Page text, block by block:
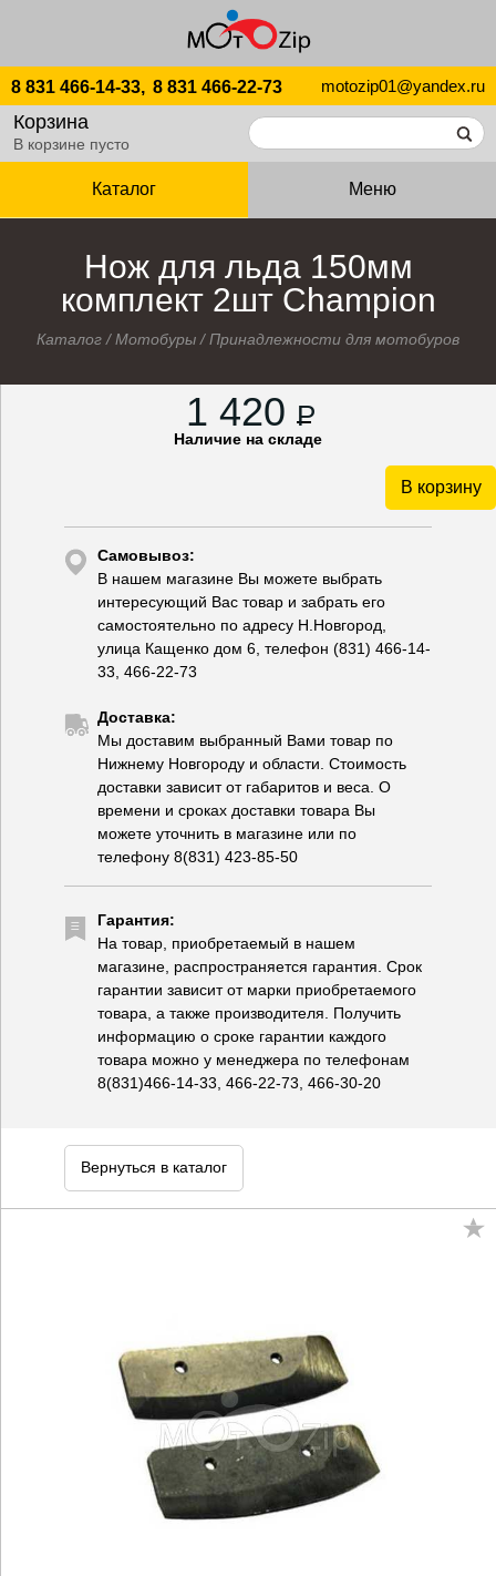
8 831 466-14-33, 8 831 466-22-73 motozip01@yandex.ru
Корзина
В корзине пусто
Каталог Меню
Нож для льда 150мм
комплект 2шт Champion
Каталог /Мотобуры /Принадлежности для мотобуров
1 420 P
Наличие на складе
В корзину
Самовывоз:
В нашем магазине Вы можете выбрать
интересующий Вас товар и забрать его
самостоятельно по адресу Н.Новгород,
улица Кащенко дом 6, телефон (831) 466-14-
33, 466-22-73
Доставка:
Мы доставим выбранный Вами товар по
Нижнему Новгороду и области. Стоимость
доставки зависит от габаритов и веса. О
времени и сроках доставки товара Вы
можете уточнить в магазине или по
телефону 8(831) 423-85-50
Гарантия:
На товар, приобретаемый в нашем
магазине, распространяется гарантия. Срок
гарантии зависит от марки приобретаемого
товара, а также производителя. Получить
информацию о сроке гарантии каждого
товара можно у менеджера по телефонам
8(831)466-14-33, 466-22-73, 466-30-20
Вернуться в каталог